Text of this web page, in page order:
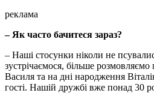
реклама
– Як часто бачитеся зараз?
– Наші стосунки ніколи не
зустрічаємося, більше
Василя та на дні народження
гості. Нашій дружбі вже понад 30